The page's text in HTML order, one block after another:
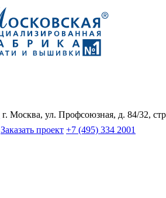
г. Москва, ул. Профсоюзная, д. 84/32,
Заказать проект +7 (495) 334 2001